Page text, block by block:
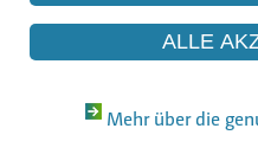
ALLE
Mehr über die